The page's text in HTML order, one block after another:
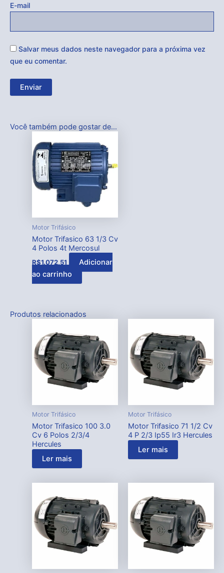
E-mail
Salvar meus dados neste navegador para a próxima vez
que eu comentar.
Você também pode gostar de…
Motor Trifásico
Motor Trifasico 63 1/3 Cv
4 Polos 4t Mercosul
R$1.072,51
Adicionar
ao carrinho
Produtos relacionados
Motor Trifásico
Motor Trifasico 100 3.0
Cv 6 Polos 2/3/4
Hercules
Ler mais
Motor Trifásico
Motor Trifasico 71 1/2 Cv
4 P 2/3 Ip55 Ir3 Hercules
Ler mais